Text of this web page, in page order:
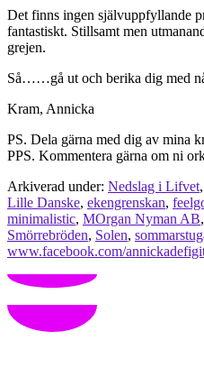
Det finns ingen självuppfyllande
fantastiskt. Stillsamt men
grejen.
Så……gå ut och berika dig med
Kram, Annicka
PS. Dela gärna med dig av mina
PPS. Kommentera gärna om ni
Arkiverad under: Nedslag i Lifvet,
Lille Danske, ekengrenskan,
minimalistic, MOrgan Nyman AB,
Smörrebröden, Solen,
www.facebook.com/